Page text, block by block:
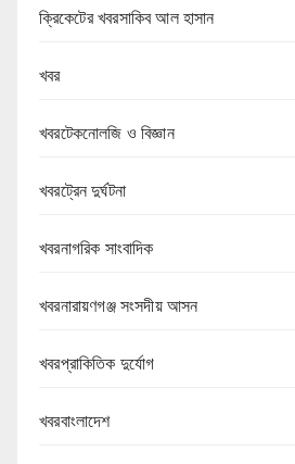
ক্রিকেটের খবরসাকিব আল হাসান
খবর
খবরটেকনোলজি ও বিজ্ঞান
খবরট্রেন দুর্ঘটনা
খবরনাগরিক সাংবাদিক
খবরনারায়ণগঞ্জ সংসদীয় আসন
খবরপ্রাকিতিক দুর্যোগ
খবরবাংলাদেশ